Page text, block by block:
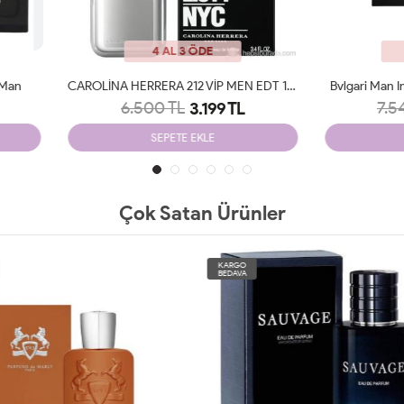
4 AL 3 ÖDE
CAROLİNA HERRERA 212 VİP MEN EDT 100 ML JLT Man
3.199 TL
SEPETE EKLE
Bvlgari Man In Black Edp 100 Ml
3.200 TL
SEPETE EKLE
Çok Satan Ürünler
KARGO
BEDAVA